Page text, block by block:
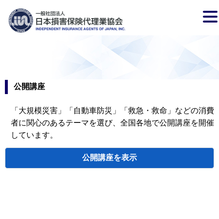
公開講座
「大規模災害」「自動車防災」「救急・救命」などの消費
者に関心のあるテーマを選び、全国各地で公開講座を開催
しています。
公開講座